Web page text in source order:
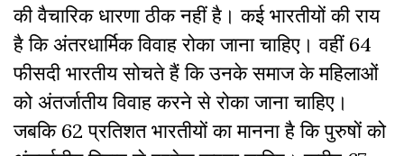
की वैचारिक धारणा ठीक नहीं है। कई भारतीयों की राय
है कि अंतरधार्मिक विवाह रोका जाना चाहिए। वहीं 64
फीसदी भारतीय सोचते हैं कि उनके समाज के महिलाओं
को अंतर्जातीय विवाह करने से रोका जाना चाहिए ।
जबकि 62 प्रतिशत भारतीयों का मानना ​​है कि पुरुषों को